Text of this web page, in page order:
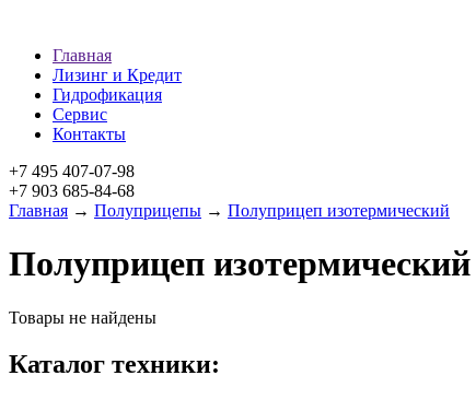
Главная
Лизинг и Кредит
Гидрофикация
Сервис
Контакты
+7 495 407-07-98
+7 903 685-84-68
Главная → Полуприцепы → Полуприцеп изотермический
Полуприцеп изотермический
Товары не найдены
Каталог техники: